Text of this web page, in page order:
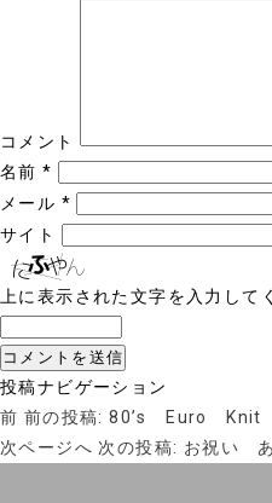
コメント
名前*
メール *
サイト
上に表示された文字を入力して
投稿ナビゲーション
前 前の投稿: 80’s Euro Knit
次ページへ 次の投稿: お祝い あ